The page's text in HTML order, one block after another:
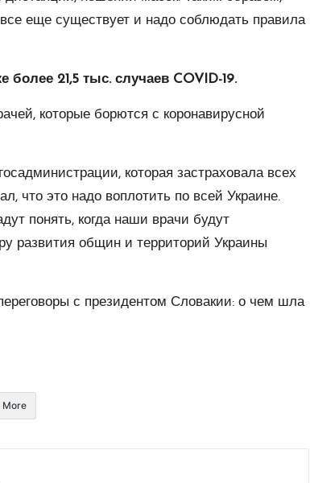
еще существует и надо соблюдать правила
21,5 тыс. случаев COVID-19.
которые борются с коронавирусной
которая застраховала всех
что это надо воплотить по всей Украине.
понять, когда наши врачи будут
развития общин и территорий Украины
с президентом Словакии: о чем шла
More